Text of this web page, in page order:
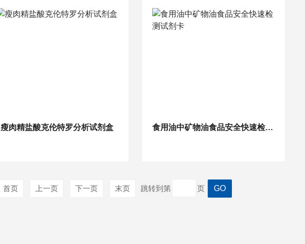
瘦肉精盐酸克伦特罗分析试剂盒 食用油中矿物油食品安全快速检测试剂卡
首页 上一页 下一页 末页 跳转到第 页